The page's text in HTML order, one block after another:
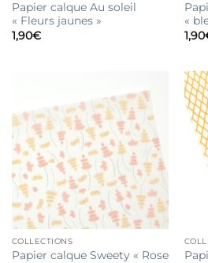
Papier calque Au soleil
« Fleurs jaunes »
1,90€
«
1,90
COLLECTIONS
Papier calque Sweety « Rose